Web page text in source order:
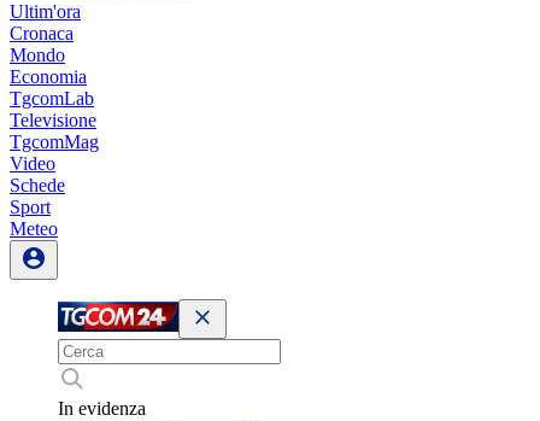
Ultim'ora
Cronaca
Mondo
Economia
TgcomLab
Televisione
TgcomMag
Video
Schede
Sport
Meteo
In evidenza